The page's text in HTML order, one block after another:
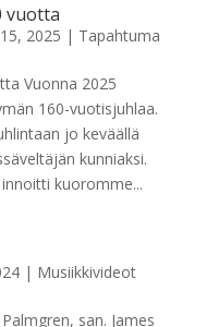
vuotta
2025 | Tapahtuma
Vuonna 2025
160-vuotisjuhlaa.
jo keväällä
kunniaksi.
kuoromme...
| Musiikkivideot
san. James